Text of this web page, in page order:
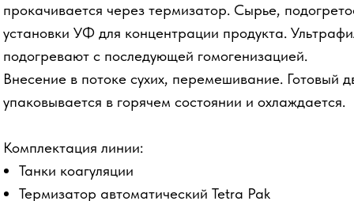
прокачивается через термизатор. Сырье,
установки УФ для концентрации продукта.
подогревают с последующей гомогенизацией.
Внесение в потоке сухих, перемешивание. Готовый
упаковывается в горячем состоянии и охлаждается.
Комплектация линии:
Танки коагуляции
Термизатор автоматический Tetra Pak